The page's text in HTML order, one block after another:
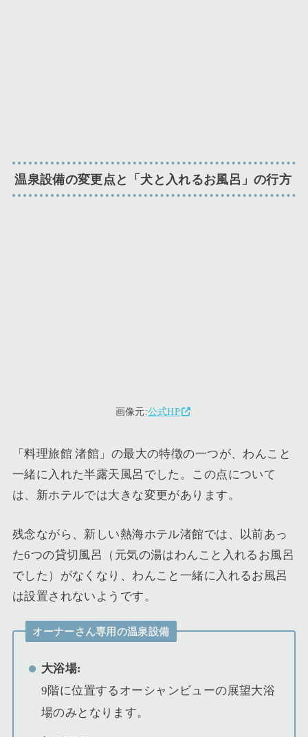
温泉設備の変更点と「犬と入れるお風呂」の行方
画像元:公式HP
「料理旅館 渚館」の最大の特徴の一つが、わんこと
一緒に入れた半露天風呂でした。この点について
は、新ホテルでは大きな変更があります。
残念ながら、新しい熱海ホテル渚館では、以前あっ
た6つの貸切風呂（元気の湯はわんこと入れるお風呂
でした）がなくなり、わんこと一緒に入れるお風呂
は設置されないようです。
オーナーさん専用の温泉設備
大浴場:
9階に位置するオーシャンビューの展望大浴
場のみとなります。